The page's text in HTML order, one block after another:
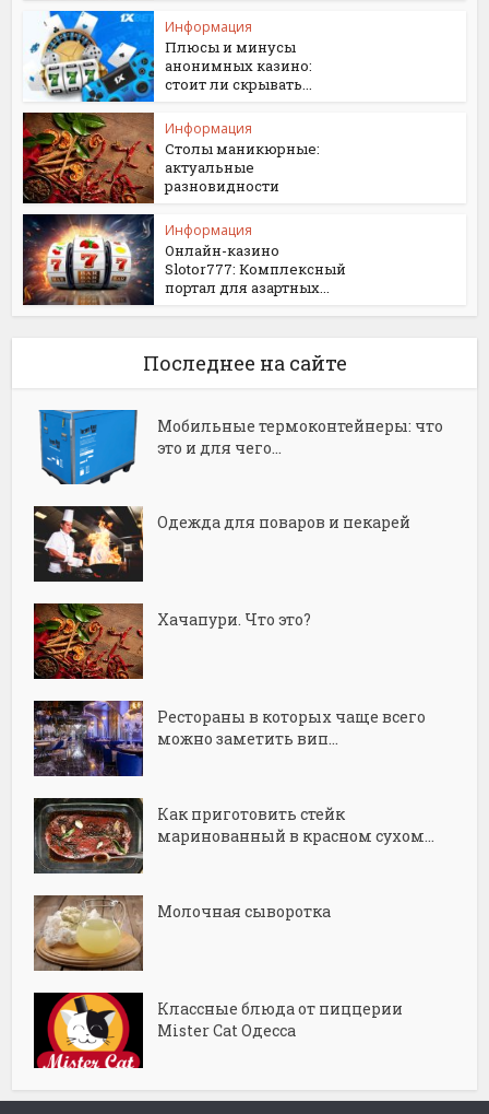
Информация
Плюсы и минусы
анонимных казино:
стоит ли скрывать...
Информация
Столы маникюрные:
актуальные
разновидности
Информация
Онлайн-казино
Slotor777: Комплексный
портал для азартных...
Последнее на сайте
Мобильные термоконтейнеры: что
это и для чего...
Одежда для поваров и пекарей
Хачапури. Что это?
Рестораны в которых чаще всего
можно заметить вип...
Как приготовить стейк
маринованный в красном сухом...
Молочная сыворотка
Классные блюда от пиццерии
Mister Cat Одесса